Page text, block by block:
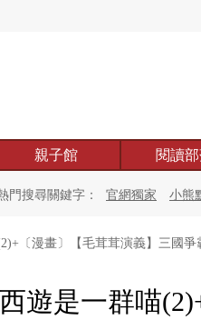
親子館 閱讀
門搜尋關鍵字： 官網獨家 小熊
〔漫畫〕【毛茸茸演義】三國
遊是一群喵